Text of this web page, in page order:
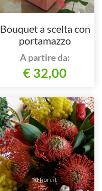
Bouquet a scelta con
portamazzo
A partire da:
€ 32,00